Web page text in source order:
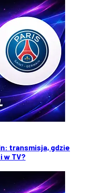
transmisja, gdzie
w TV?